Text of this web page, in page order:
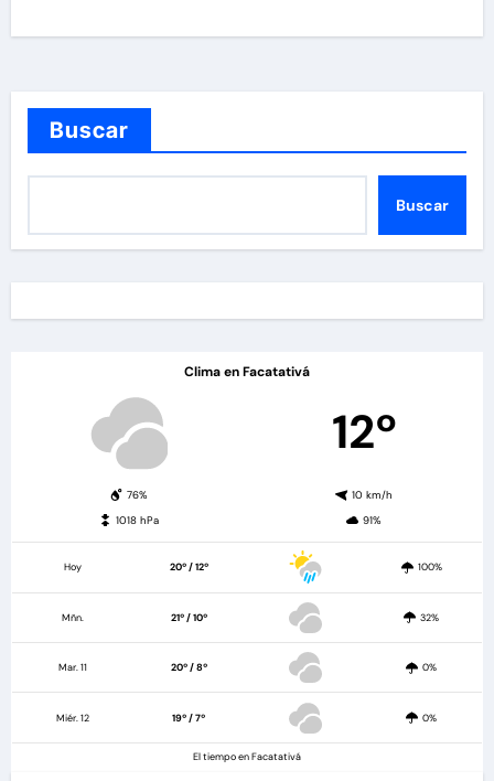
Buscar
Buscar
Clima en Facatativá
12º
76%
10 km/h
1018 hPa
91%
Hoy 20º / 12º 100%
Mñn. 21º / 10º 32%
Mar. 11 20º / 8º 0%
Miér. 12 19º / 7º 0%
El tiempo en Facatativá